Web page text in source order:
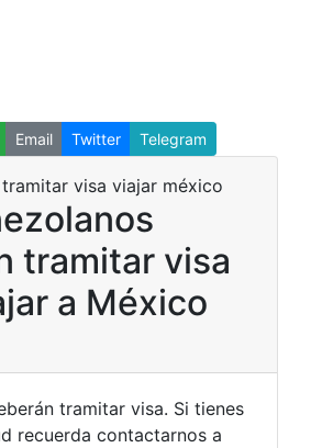
Email Twitter Telegram
tramitar visa
a México
tramitar visa. Si tienes
recuerda contactarnos a